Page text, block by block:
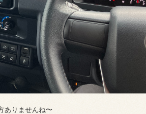
ありませんね〜